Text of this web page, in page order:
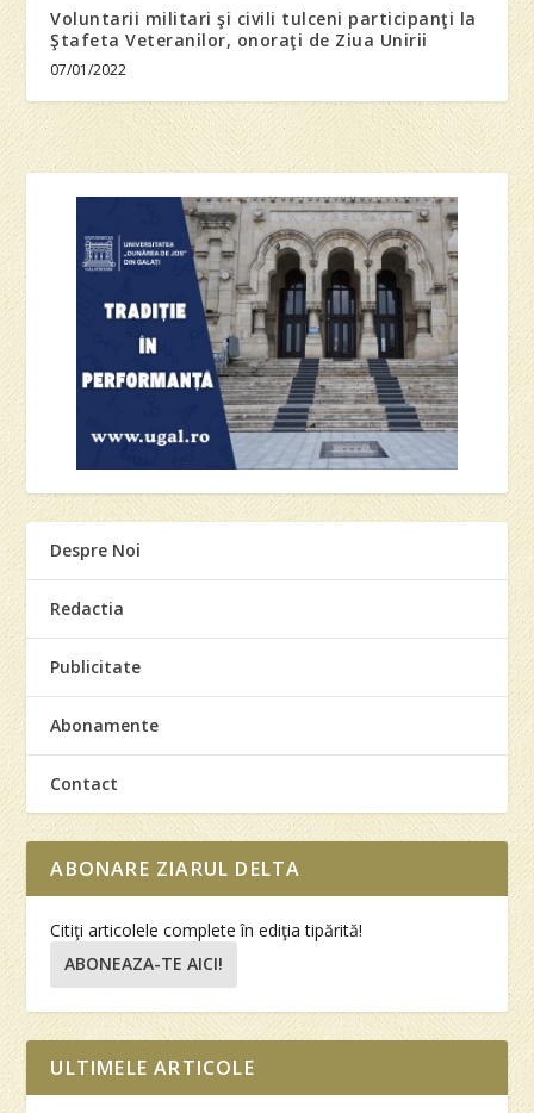
Voluntarii militari şi civili tulceni participanţi la
Ştafeta Veteranilor, onoraţi de Ziua Unirii
07/01/2022
Despre Noi
Redactia
Publicitate
Abonamente
Contact
ABONARE ZIARUL DELTA
Citiţi articolele complete în ediţia tipărită!
ABONEAZA-TE AICI!
ULTIMELE ARTICOLE